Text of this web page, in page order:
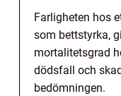
Farligheten hos
som bettstyrka,
mortalitetsgrad
dödsfall och
bedömningen.